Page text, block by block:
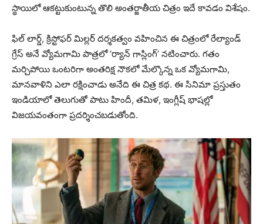
స్థాయిలో ఆకట్టుకుంటున్న తొలి అంతర్జాతీయ చిత్రం ఇదే కావడం విశేషం.
ఫిల్ లార్డ్, క్రిస్టోఫర్ మిల్లర్ దర్శకత్వం వహించిన ఈ చిత్రంలో రేల్యాండ్
గ్రేస్ అనే వ్యోమగామి పాత్రలో ‘ర్యాన్ గాస్లింగ్’ నటించారు. గతం
మర్చిపోయి ఒంటరిగా అంతరిక్ష నౌకలో మేల్కొన్న ఒక వ్యోమగామి,
మానవాళిని ఎలా రక్షించాడు అనేది ఈ చిత్ర కథ. ఈ సినిమా ప్రస్తుతం
ఇండియాలో తెలుగుతో పాటు హిందీ, తమిళ, ఇంగ్లీష్ భాషల్లో
విజయవంతంగా ప్రదర్శించబడుతోంది.